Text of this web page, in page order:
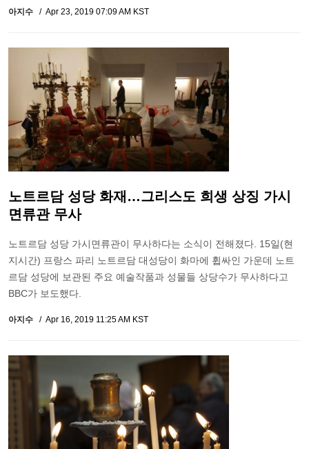
아지수 Apr 23, 2019 07:09 AM KST
노트르담 성당 화재…그리스도 희생 상징 가시
면류관 무사
노트르담 성당 가시면류관이 무사하다는 소식이 전해졌다. 15일(현
지시간) 프랑스 파리 노트르담 대성당이 화마에 휩싸인 가운데 노트
르담 성당에 보관된 주요 예술작품과 성물들 상당수가 무사하다고
BBC가 보도했다.
아지수 Apr 16, 2019 11:25 AM KST